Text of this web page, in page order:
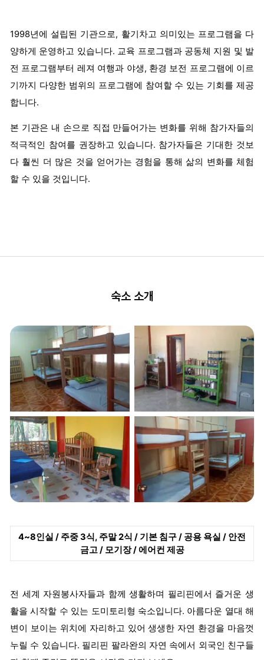
1998년에 설립된 기관으로, 활기차고 의미있는 프로그램을 다
양하게 운영하고 있습니다. 교육 프로그램과 공동체 지원 및 발
전 프로그램부터 레져 여행과 야생, 환경 보전 프로그램에 이르
기까지 다양한 범위의 프로그램에 참여할 수 있는 기회를 제공
합니다.
본 기관은 내 손으로 직접 만들어가는 변화를 위해 참가자들의
적극적인 참여를 권장하고 있습니다. 참가자들은 기대한 것보
다 훨씬 더 많은 것을 얻어가는 경험을 통해 삶의 변화를 체험
할 수 있을 것입니다.
숙소 소개
4~8인실 / 주중 3식, 주말 2식 / 기본 침구 / 공용 욕실 / 안전
금고 / 모기장 / 에어컨 제공
전 세계 자원봉사자들과 함께 생활하며 필리핀에서 즐거운 생
활을 시작할 수 있는 도미토리형 숙소입니다. 아름다운 열대 해
변이 보이는 위치에 자리하고 있어 생생한 자연 환경을 마음껏
누릴 수 있습니다. 필리핀 팔라완의 자연 속에서 외국인 친구들